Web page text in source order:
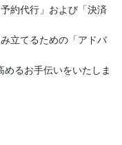
約代行」および「決済
立てるための「アドバ
るお手伝いをいたしま